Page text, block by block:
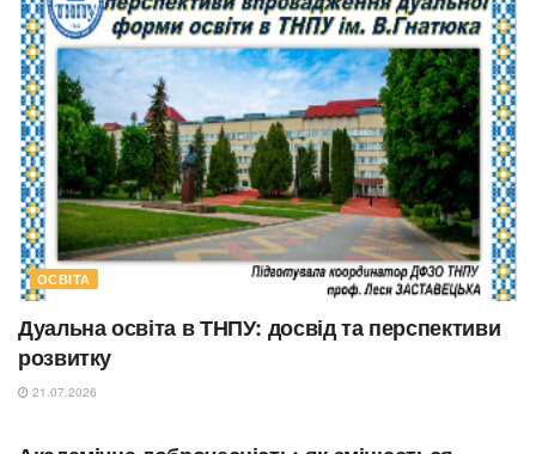
ОСВІТА
Дуальна освіта в ТНПУ: досвід та перспективи
розвитку
21.07.2026